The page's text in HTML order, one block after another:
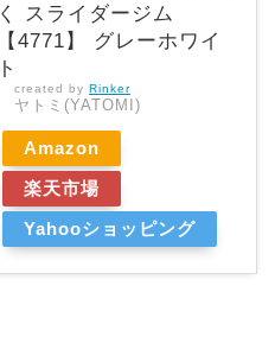
く スライダージム
【4771】 グレーホワイ
ト
created by Rinker
ヤトミ(YATOMI)
Amazon
楽天市場
Yahooショッピング